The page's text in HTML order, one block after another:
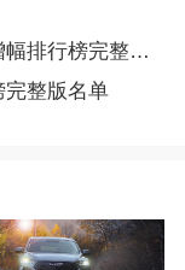
行榜完整版名单
完整版名单